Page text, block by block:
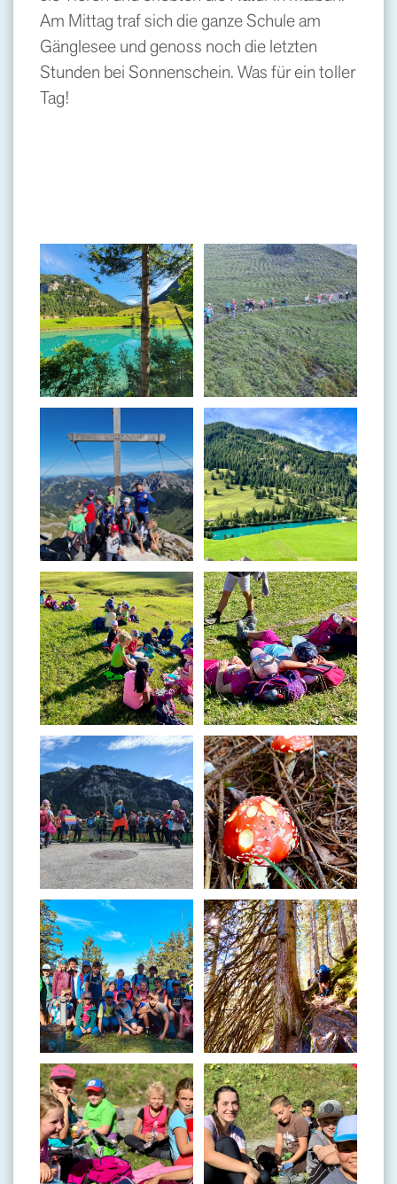
Am Mittag traf sich die ganze Schule am
Gänglesee und genoss noch die letzten
Stunden bei Sonnenschein. Was für ein toller
Tag!